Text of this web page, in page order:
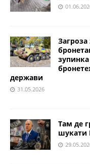
Загроза
держави
31.05.2026
Там де
шукати